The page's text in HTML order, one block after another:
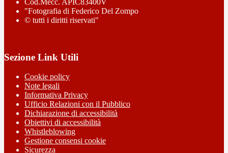
Cod.Mecc. APIC83400V
"Fotografia di Federico Del Zompo
© tutti i diritti riservati"
Sezione Link Utili
Cookie policy
Note legali
Informativa Privacy
Ufficio Relazioni con il Pubblico
Dichiarazione di accessibilità
Obiettivi di accessibilità
Whistleblowing
Gestione consensi cookie
Sicurezza